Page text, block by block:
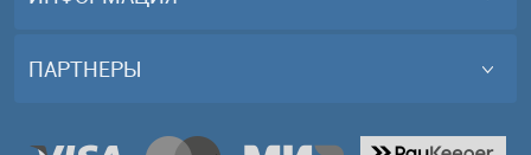
ПАРТНЕРЫ